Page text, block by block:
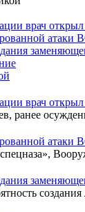
врач
атаки
врач
ранее
атаки